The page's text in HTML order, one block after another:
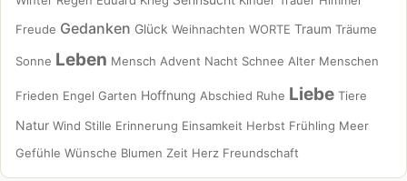
Freude Gedanken Glück Weihnachten WORTE Traum Träume
Sonne Leben Mensch Advent Nacht Schnee Alter Menschen
Frieden Engel Garten Hoffnung Abschied Ruhe Liebe Tiere
Natur Wind Stille Erinnerung Einsamkeit Herbst Frühling Meer
Gefühle Wünsche Blumen Zeit Herz Freundschaft